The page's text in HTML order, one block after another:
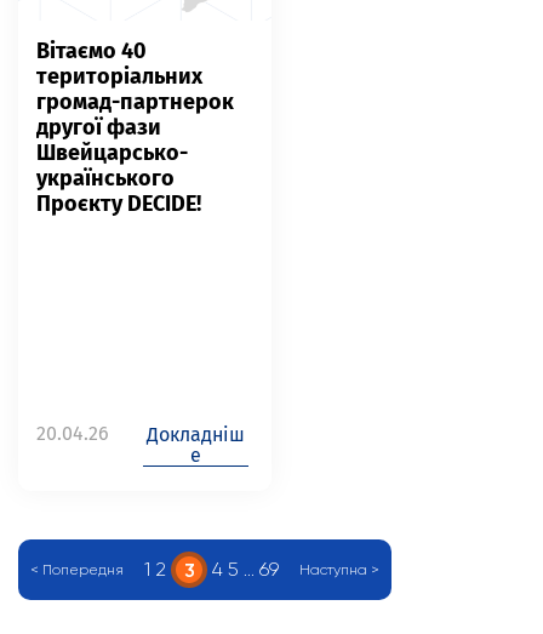
Вітаємо 40
територіальних
громад-партнерок
другої фази
Швейцарсько-
українського
Проєкту DECIDE!
20.04.26
Докладніш
е
< Попередня 1 2 3 4 5 69 Наступна >